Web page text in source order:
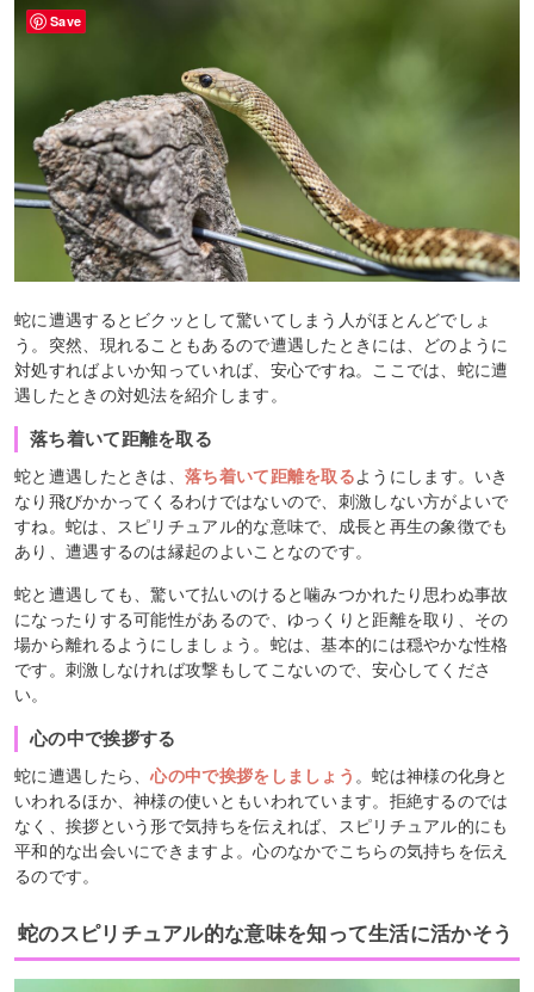
蛇に遭遇するとビクッとして驚いてしまう人がほとんどでしょ
う。突然、現れることもあるので遭遇したときには、どのように
対処すればよいか知っていれば、安心ですね。ここでは、蛇に遭
遇したときの対処法を紹介します。
落ち着いて距離を取る
蛇と遭遇したときは、 落ち着いて距離を取るようにします。いき
なり飛びかかってくるわけではないので、刺激しない方がよいで
すね。蛇は、スピリチュアル的な意味で、成長と再生の象徴でも
あり、遭遇するのは縁起のよいことなのです。
蛇と遭遇しても、驚いて払いのけると噛みつかれたり思わぬ事故
になったりする可能性があるので、ゆっくりと距離を取り、その
場から離れるようにしましょう。蛇は、基本的には穏やかな性格
です。刺激しなければ攻撃もしてこないので、安心してくださ
い。
心の中で挨拶する
蛇に遭遇したら、心の中で挨拶をしましょう 。蛇は神様の化身と
いわれるほか、神様の使いともいわれています。拒絶するのでは
なく、挨拶という形で気持ちを伝えれば、スピリチュアル的にも
平和的な出会いにできますよ。心のなかでこちらの気持ちを伝え
るのです。
蛇のスピリチュアル的な意味を知って生活に活かそう
Save